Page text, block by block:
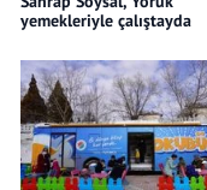
yemekleriyle çalıştayda